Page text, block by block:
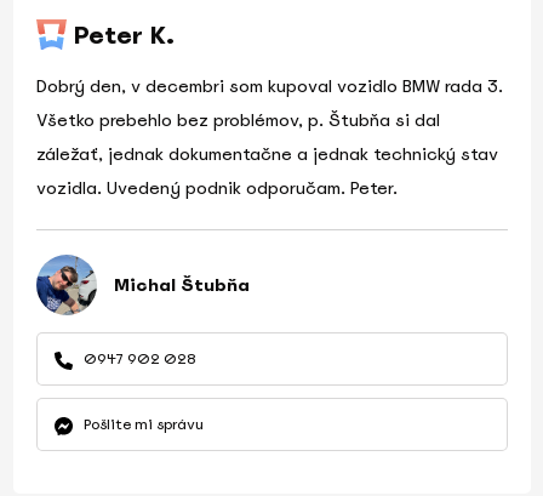
Peter K.
Dobrý den, v decembri som kupoval vozidlo BMW rada 3.
Všetko prebehlo bez problémov, p. Štubňa si dal
záležať, jednak dokumentačne a jednak technický stav
vozidla. Uvedený podnik odporučam. Peter.
Michal Štubňa
0947 902 028
Pošlite mi správu